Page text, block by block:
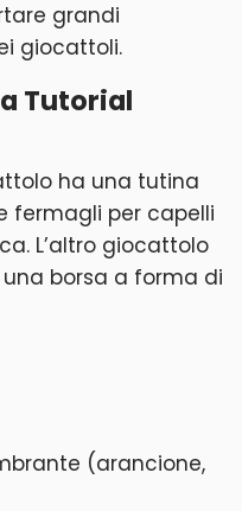
grandi
giocattoli.
Tutorial
ha una tutina
fermagli per capelli
L’altro giocattolo
borsa a forma di
(arancione,